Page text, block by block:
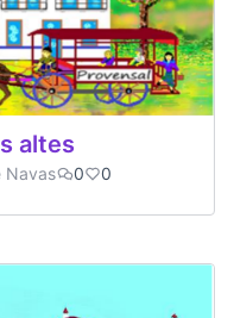
altes
Navas 0 0